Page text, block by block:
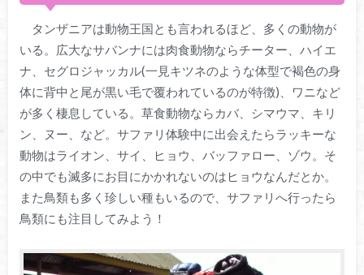
タンザニアは動物王国とも言われるほど、多くの動物が
いる。広大なサバンナには肉食動物ならチーター、ハイエ
ナ、セグロジャッカル(一見キツネのような体型で褐色の身
体に背中と尾が黒い毛で覆われているのが特徴)、ワニなど
が多く棲息している。草食動物ならカバ、シマウマ、キリ
ン、ヌー、など。サファリ体験中に出会えたらラッキーな
動物はライオン、サイ、ヒョウ、バッファロー、ゾウ。そ
の中でも滅多にお目にかかれないのはヒョウなんだとか。
また鳥類も多く珍しい種もいるので、サファリへ行ったら
鳥類にも注目してみよう！